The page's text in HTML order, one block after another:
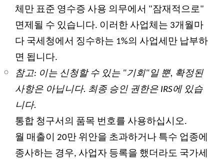
체만 표준 영수증 사용 의무에서 "잠재적으로"
면제될 수 있습니다. 이러한 사업체는 3개월마
다 국세청에서 징수하는 1%의 사업세만 납부하
면 됩니다.
참고: 이는 신청할 수 있는 "기회"일 뿐, 확정된
사항은 아닙니다. 최종 승인 권한은 IRS에 있습
니다.
통합 청구서의 품목 번호를 사용하십시오.
월 매출이 20만 위안을 초과하거나 특수 업종에
종사하는 경우, 사업자 등록을 했더라도 국가세